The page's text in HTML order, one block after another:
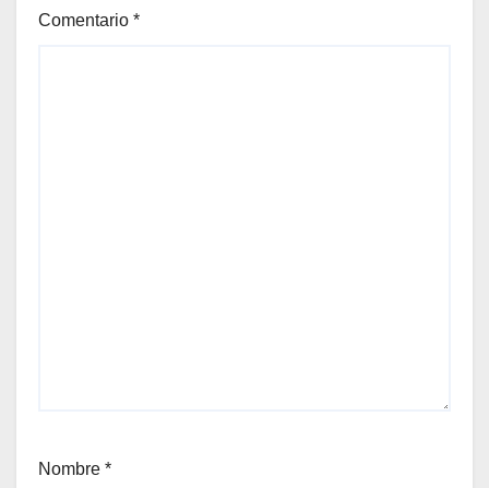
Comentario *
Nombre *